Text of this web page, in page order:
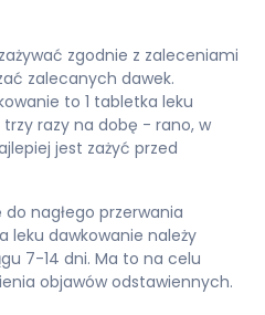
zgodnie z zaleceniami
zalecanych dawek.
to 1 tabletka leku
trzy razy na dobę - rano, w
jest zażyć przed
nagłego przerwania
leku dawkowanie należy
7-14 dni. Ma to na celu
objawów odstawiennych.